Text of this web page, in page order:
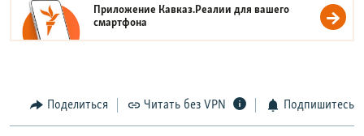
Приложение Кавказ.Реалии для вашего
смартфона
Поделиться Читать без VPN Подпишитесь